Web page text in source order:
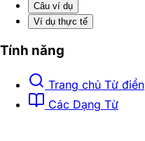
Câu ví dụ
Ví dụ thực tế
Tính năng
Trang chủ Từ điển
Các Dạng Từ